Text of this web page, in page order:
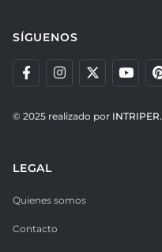
SÍGUENOS
© 2025 realizado por INTRIPER.
LEGAL
Quienes somos
Contacto